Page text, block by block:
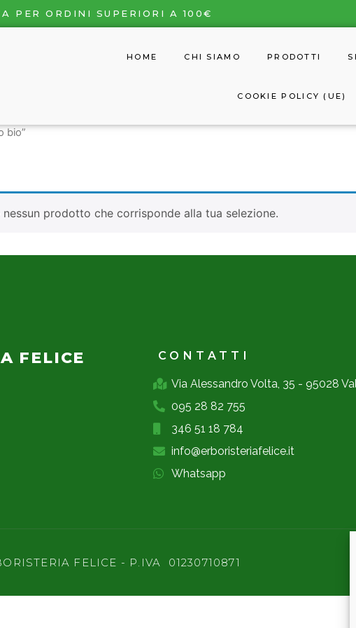
PER ORDINI SUPERIORI A 100€
HOME CHI SIAMO PRODOTTI
COOKIE POLICY (UE)
bio”
prodotto che corrisponde alla tua selezione.
FELICE CONTATTI
Via Alessandro Volta, 35 - 95028
095 28 82 755
346 51 18 784
info@erboristeriafelice.it
Whatsapp
FELICE - P.IVA 01230710871